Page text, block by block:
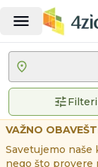
Filteri
VAŽNO
Savetujemo
nego što provere